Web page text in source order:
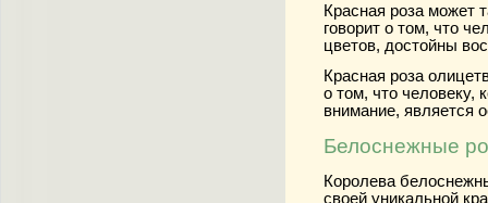
Красная роза может
говорит о том, что
цветов, достойны
Красная роза
о том, что человеку,
внимание, является
Белоснежные
Королева
своей уникальной